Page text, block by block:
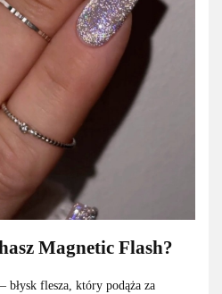
Magnetic Flash?
– błysk flesza, który podąża za